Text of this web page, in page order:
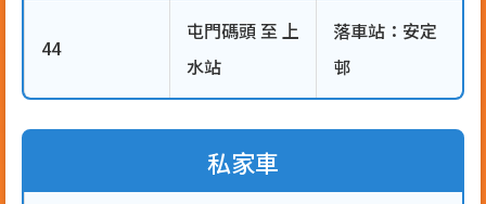
44
屯門碼頭 至 上
水站
落車站：安定
邨
私家車